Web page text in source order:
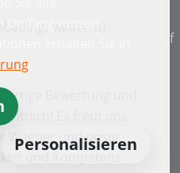
weiter zu
Bewertung und
Es freut uns
Wagner und unser
Umfang nutzen
erhalten Sie in
Personalisieren
f